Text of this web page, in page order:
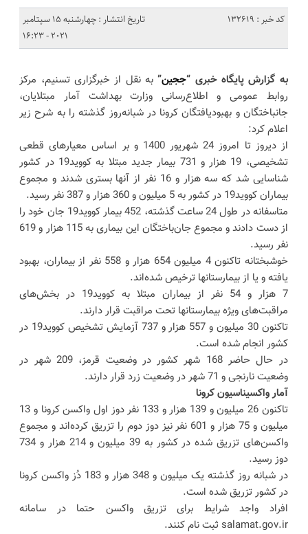
کد خبر : 132619
تاریخ انتشار : چهارشنبه 15 سپتامبر
2021 - 16:23
به گزارش پایگاه خبری “ججین” به نقل از خبرگزاری تسنیم، مرکز
روابط عمومی و اطلاع‌رسانی وزارت بهداشت آمار مبتلایان،
جانباختگان و بهبودیافتگان کرونا در شبانه‌روز گذشته را به شرح زیر
اعلام کرد:
از دیروز تا امروز 24 شهریور 1400 و بر اساس معیارهای قطعی
تشخیصی، 19 هزار و 731 بیمار جدید مبتلا به کووید19 در کشور
شناسایی شد که سه هزار و 16 نفر از آنها بستری شدند و مجموع
بیماران کووید19 در کشور به 5 میلیون و 360 هزار و 387 نفر رسید.
متاسفانه در طول 24 ساعت گذشته، 452 بیمار کووید19 جان خود را
از دست دادند و مجموع جان‌باختگان این بیماری به 115 هزار و 619
نفر رسید.
خوشبختانه تاکنون 4 میلیون 654 هزار و 558 نفر از بیماران، بهبود
یافته و یا از بیمارستانها ترخیص شده‌اند.
7 هزار و 54 نفر از بیماران مبتلا به کووید19 در بخش‌های
مراقبت‌های ویژه بیمارستانها تحت مراقبت قرار دارند.
تاکنون 30 میلیون و 557 هزار و 737 آزمایش تشخیص کووید19 در
کشور انجام شده است.
در حال حاضر 168 شهر کشور در وضعیت قرمز، 209 شهر در
وضعیت نارنجی و 71 شهر در وضعیت زرد قرار دارند.
آمار واکسیناسیون کرونا
تاکنون 26 میلیون و 139 هزار و 133 نفر دوز اول واکسن کرونا و 13
میلیون و 75 هزار و 601 نفر نیز دوز دوم را تزریق کرده‌اند و مجموع
واکسن‌های تزریق شده در کشور به 39 میلیون و 214 هزار و 734
دوز رسید.
در شبانه روز گذشته یک میلیون و 348 هزار و 183 دُز واکسن کرونا
در کشور تزریق شده است.
افراد واجد شرایط برای تزریق واکسن حتما در سامانه
salamat.gov.ir ثبت نام کنند.